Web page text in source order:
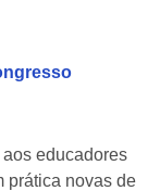
educadores
prática novas de